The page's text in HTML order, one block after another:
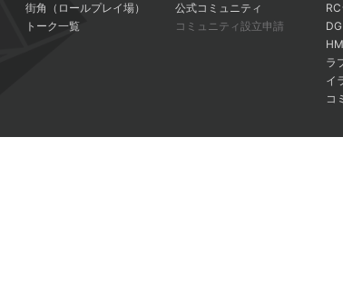
街角（ロールプレイ場）
トーク一覧
公式コミュニティ
コミュニティ設立申請
ラ
イ
コ